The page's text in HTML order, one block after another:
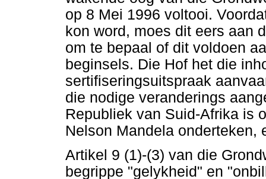
op 8 Mei 1996 voltooi.
kon word, moes dit eers aan
om te bepaal of dit voldoen
beginsels. Die Hof het die
sertifiseringsuitspraak
die nodige veranderings
Republiek van Suid-Afrika is
Nelson Mandela onderteken,
Artikel 9 (1)-(3) van die
begrippe "gelykheid" en